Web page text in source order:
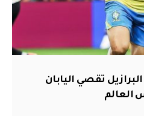
تقصي اليابان